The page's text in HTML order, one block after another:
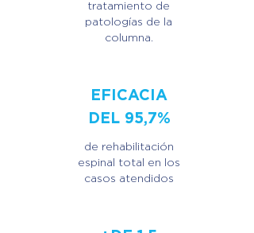
tratamiento de
patologías de la
columna.
EFICACIA
DEL 95,7%
de rehabilitación
espinal total en los
casos atendidos